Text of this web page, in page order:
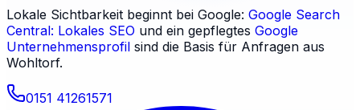
Lokale Sichtbarkeit beginnt bei Google: Google Search
Central: Lokales SEO und ein gepflegtes Google
Unternehmensprofil sind die Basis für Anfragen aus
Wohltorf.
0151 41261571